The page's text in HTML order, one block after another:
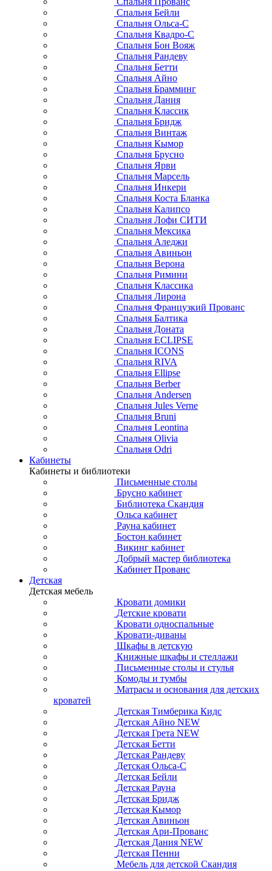
Спальня Бейли
Спальня Ольса-С
Спальня Квадро-С
Спальня Бон Вояж
Спальня Рандеву
Спальня Бетти
Спальня Айно
Спальня Брамминг
Спальня Дания
Спальня Классик
Спальня Бридж
Спальня Винтаж
Спальня Кымор
Спальня Брусно
Спальня Ярви
Спальня Марсель
Спальня Инкери
Спальня Коста Бланка
Спальня Калипсо
Спальня Лофи СИТИ
Спальня Мексика
Спальня Аледжи
Спальня Авиньон
Спальня Верона
Спальня Римини
Спальня Классика
Спальня Лирона
Спальня Французкий Прованс
Спальня Балтика
Спальня Доната
Спальня ECLIPSE
Спальня ICONS
Спальня RIVA
Спальня Ellipse
Спальня Berber
Спальня Andersen
Спальня Jules Verne
Спальня Bruni
Спальня Leontina
Спальня Olivia
Спальня Odri
Кабинеты
Кабинеты и библиотеки
Письменные столы
Брусно кабинет
Библиотека Скандия
Ольса кабинет
Рауна кабинет
Бостон кабинет
Викинг кабинет
Добрый мастер библиотека
Кабинет Прованс
Детская
Детская мебель
Кровати домики
Детские кровати
Кровати односпальные
Кровати-диваны
Шкафы в детскую
Книжные шкафы и стеллажи
Письменные столы и стулья
Комоды и тумбы
Матрасы и основания для детских
кроватей
Детская Тимберика Кидс
Детская Айно NEW
Детская Грета NEW
Детская Бетти
Детская Рандеву
Детская Ольса-С
Детская Бейли
Детская Рауна
Детская Бридж
Детская Кымор
Детская Авиньон
Детская Ари-Прованс
Детская Дания NEW
Детская Пенни
Мебель для детской Скандия